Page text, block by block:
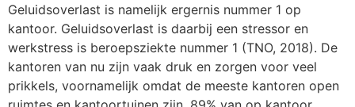
Geluidsoverlast is namelijk ergernis nummer 1 op
kantoor. Geluidsoverlast is daarbij een stressor en
werkstress is beroepsziekte nummer 1 (TNO, 2018). De
kantoren van nu zijn vaak druk en zorgen voor veel
prikkels, voornamelijk omdat de meeste kantoren open